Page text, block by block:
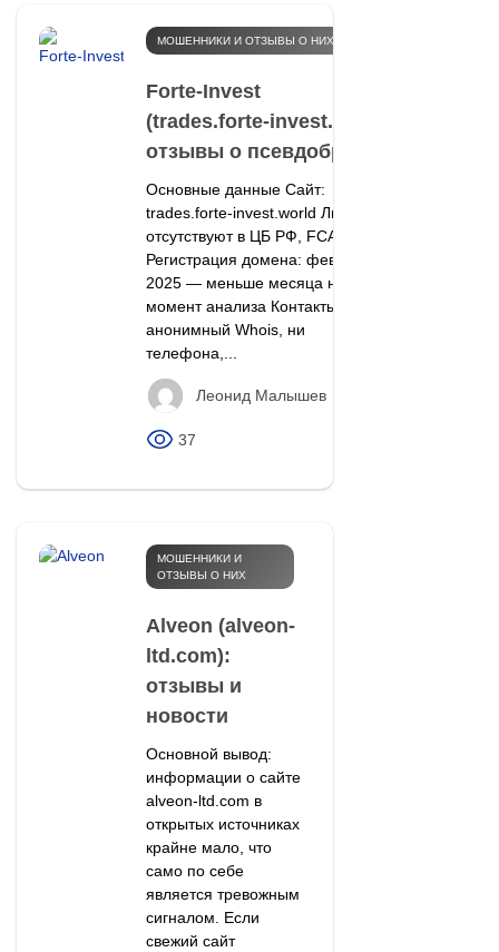
МОШЕННИКИ И ОТЗЫВЫ О НИХ
Forte‑Invest
(trades.forte‑invest.world):
отзывы о псевдоброкере
Основные данные Сайт:
trades.forte‑invest.world Лицензии:
отсутствуют в ЦБ РФ, FCA, SEC
Регистрация домена: февраль
2025 — меньше месяца на
момент анализа Контакты:
анонимный Whois, ни
телефона,...
Леонид Малышев
37
МОШЕННИКИ И
ОТЗЫВЫ О НИХ
Alveon (alveon-
ltd.com):
отзывы и
новости
Основной вывод:
информации о сайте
alveon-ltd.com в
открытых источниках
крайне мало, что
само по себе
является тревожным
сигналом. Если
свежий сайт